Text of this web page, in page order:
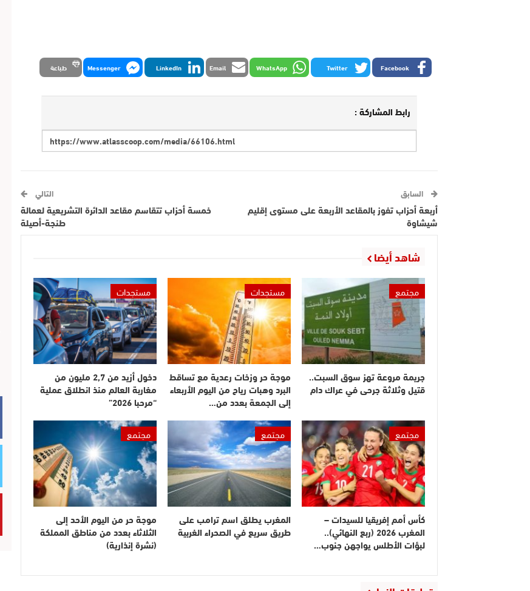
Facebook
Twitter
WhatsApp
Email
LinkedIn
Messenger طباعة
رابط المشاركة :
السابق
أربعة أحزاب تفوز بالمقاعد الأربعة على مستوى إقليم
شيشاوة
التالي
خمسة أحزاب تتقاسم مقاعد الدائرة التشريعية لعمالة
طنجة-أصيلة
شاهد أيضا
مجتمع
جريمة مروعة تهز سوق السبت..
قتيل وثلاثة جرحى في عراك دام
مستجدات
موجة حر وزخات رعدية مع تساقط
البرد وهبات رياح من اليوم الأربعاء
إلى الجمعة بعدد من…
مستجدات
دخول أزيد من 2,7 مليون من
مغاربة العالم منذ انطلاق عملية
“مرحبا 2026”
مجتمع
كأس أمم إفريقيا للسيدات –
المغرب 2026 (ربع النهائي)..
لبؤات الأطلس يواجهن جنوب…
مجتمع
المغرب يطلق اسم ترامب على
طريق سريع في الصحراء الغربية
مجتمع
موجة حر من اليوم الأحد إلى
الثلاثاء بعدد من مناطق المملكة
(نشرة إنذارية)